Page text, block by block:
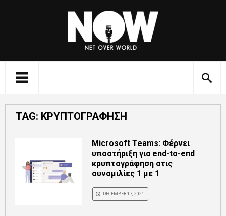
TAG: ΚΡΥΠΤΟΓΡΑΦΗΣΗ
Microsoft Teams: Φέρνει
υποστήριξη για end-to-end
κρυπτογράφηση στις
συνομιλίες 1 με 1
DECEMBER 17, 2021